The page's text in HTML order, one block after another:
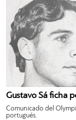
Gustavo Sá ficha
Comunicado del
portugués.